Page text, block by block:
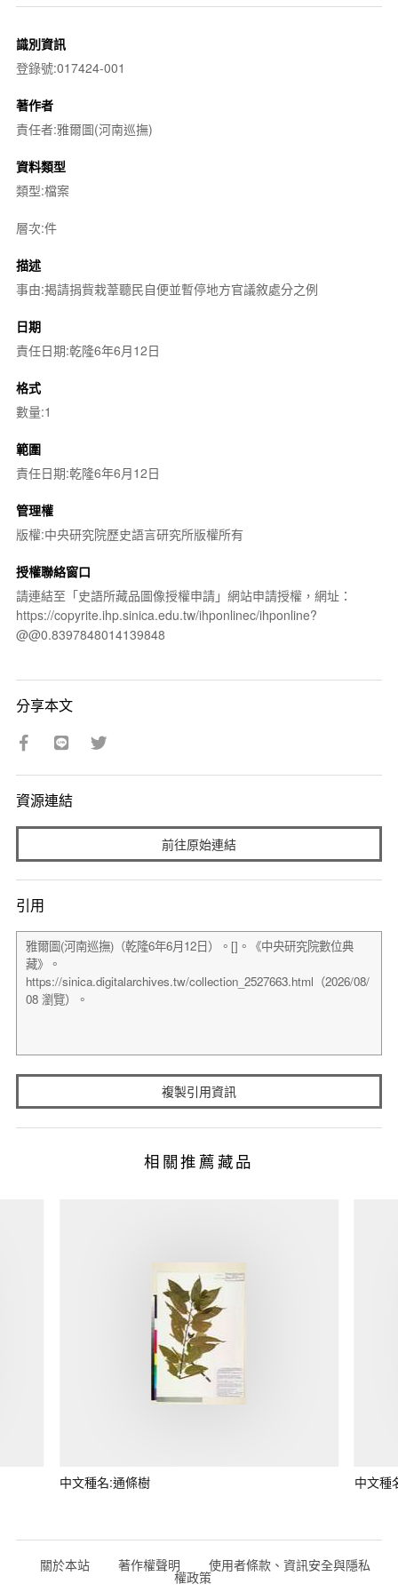
識別資訊
登錄號:017424-001
著作者
責任者:雅爾圖(河南巡撫)
資料類型
類型:檔案
層次:件
描述
事由:揭請捐貲栽葦聽民自便並暫停地方官議敘處分之例
日期
責任日期:乾隆6年6月12日
格式
數量:1
範圍
責任日期:乾隆6年6月12日
管理權
版權:中央研究院歷史語言研究所版權所有
授權聯絡窗口
請連結至「史語所藏品圖像授權申請」網站申請授權，網址：
https://copyrite.ihp.sinica.edu.tw/ihponlinec/ihponline?
@@0.8397848014139848
分享本文
資源連結
前往原始連結
引用
複製引用資訊
相關推薦藏品
中文種名:通條樹 中文種
關於本站 著作權聲明 使用者條款、資訊安全與隱私
權政策